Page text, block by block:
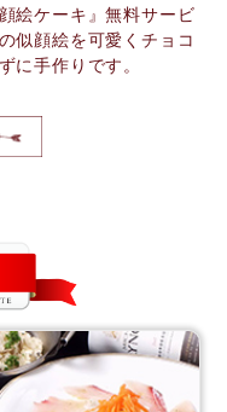
絵ケーキ』無料サービ
似顔絵を可愛くチョコ
に手作りです。